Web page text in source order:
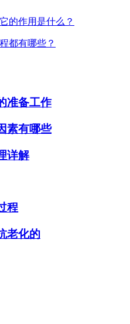
的作用是什么？
都有哪些？
准备工作
素有哪些
详解
程
老化的